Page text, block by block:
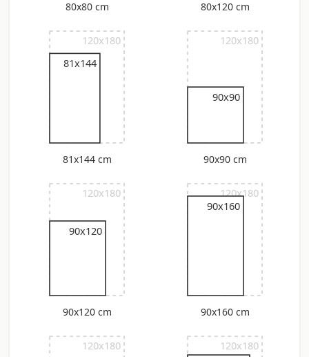
80x80 cm 80x120 cm
120x180
81x144
81x144 cm
120x180
90x90
90x90 cm
120x180
90x120
90x120 cm
120x180
90x160
90x160 cm
120x180 120x180